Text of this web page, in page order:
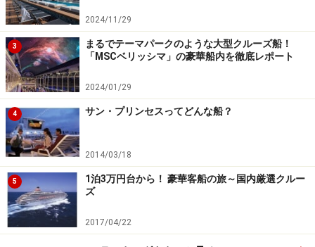
2024/11/29
3
まるでテーマパークのような大型クルーズ船！
「MSCベリッシマ」の豪華船内を徹底レポート
2024/01/29
4 サン・プリンセスってどんな船？
2014/03/18
5
1泊3万円台から！ 豪華客船の旅～国内厳選クルー
ズ
2017/04/22